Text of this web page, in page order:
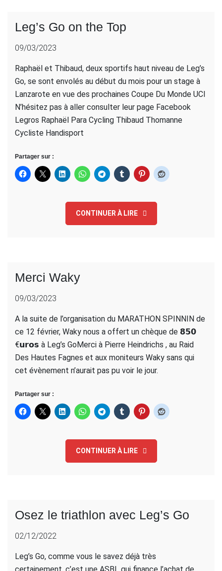
Leg’s Go on the Top
09/03/2023
Raphaël et Thibaud, deux sportifs haut niveau de Leg’s
Go, se sont envolés au début du mois pour un stage à
Lanzarote en vue des prochaines Coupe Du Monde UCI
N’hésitez pas à aller consulter leur page Facebook
Legros Raphaël Para Cycling Thibaud Thomanne
Cycliste Handisport
Partager sur :
CONTINUER À LIRE
Merci Waky
09/03/2023
A la suite de l’organisation du MARATHON SPINNIN de
ce 12 février, Waky nous a offert un chèque de 𝟴𝟱𝟬
€𝘂𝗿𝗼𝘀 à Leg’s GoMerci à Pierre Heindrichs , au Raid
Des Hautes Fagnes et aux moniteurs Waky sans qui
cet évènement n’aurait pas pu voir le jour.
Partager sur :
CONTINUER À LIRE
Osez le triathlon avec Leg’s Go
02/12/2022
Leg’s Go, comme vous le savez déjà très